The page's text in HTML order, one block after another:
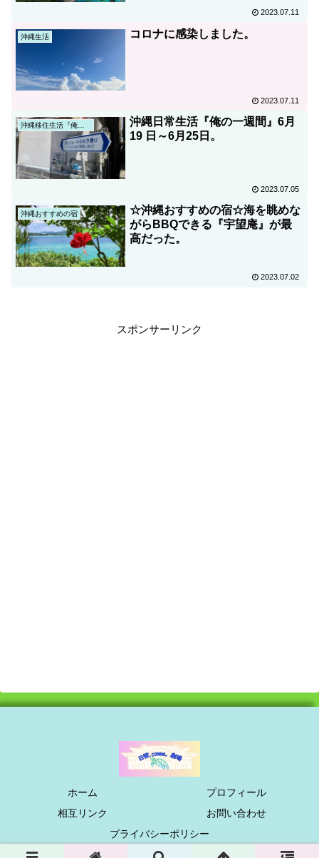
2023.07.11
沖縄生活 コロナに感染しました。
2023.07.11
沖縄移住生活『俺の日常』
沖縄日常生活『俺の一週間』6月
19 日～6月25日。
2023.07.05
沖縄おすすめの宿
☆沖縄おすすめの宿☆海を眺めな
がらBBQできる『宇望庵』が最
高だった。
2023.07.02
スポンサーリンク
ホーム
プロフィール
相互リンク
お問い合わせ
プライバシーポリシー